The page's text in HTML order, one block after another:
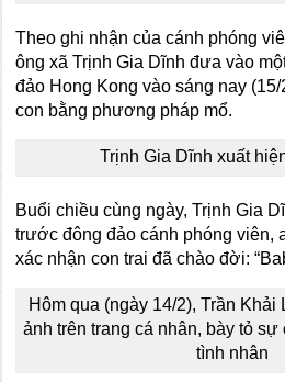
Theo ghi nhận của cánh phóng
ông xã Trịnh Gia Dĩnh đưa vào
đảo Hong Kong vào sáng nay
con bằng phương pháp mổ.
Trịnh Gia Dĩnh xuất
Buổi chiều cùng ngày, Trịnh Gia
trước đông đảo cánh phóng viên,
xác nhận con trai đã chào đời:
Hôm qua (ngày 14/2), Trần Khải
ảnh trên trang cá nhân, bày tỏ sự
tình nhân